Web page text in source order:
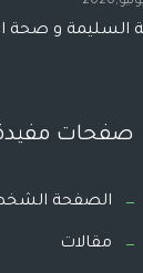
السليمة و صحة
صفحات
الصفحة
مقالات